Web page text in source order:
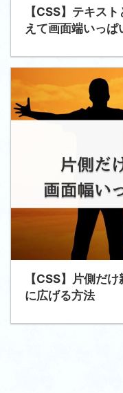
【CSS】テキス
えて画面端いっぱ
【CSS】片側だ
に広げる方法